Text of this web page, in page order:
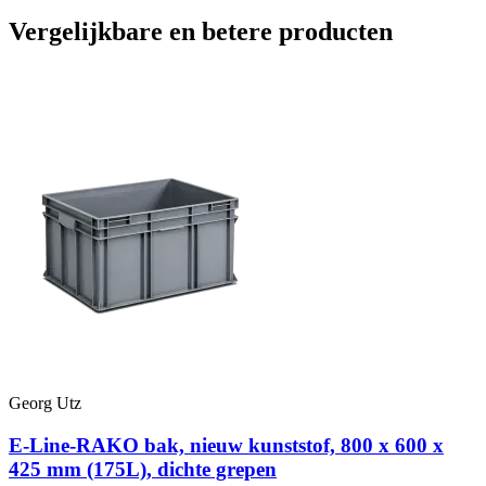
Vergelijkbare en betere producten
Georg Utz
E-Line-RAKO bak, nieuw kunststof, 800 x 600 x
425 mm (175L), dichte grepen